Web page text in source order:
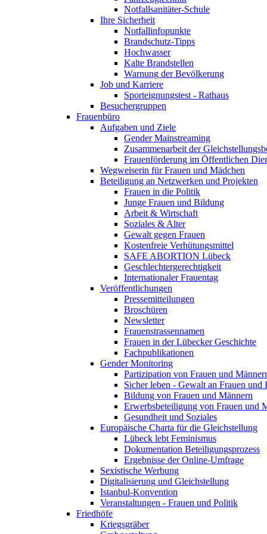
Notfallsanitäter-Schule
Ihre Sicherheit
Notfallinfopunkte
Brandschutz-Tipps
Hochwasser
Kalte Brandstellen
Warnung der Bevölkerung
Job und Karriere
Sporteignungstest - Rathaus
Besuchergruppen
Frauenbüro
Aufgaben und Ziele
Gender Mainstreaming
Zusammenarbeit der
Frauenförderung im Öffentlichen
Wegweiserin für Frauen und Mädchen
Beteiligung an Netzwerken und Projekten
Frauen in die Politik
Junge Frauen und Bildung
Arbeit & Wirtschaft
Soziales & Alter
Gewalt gegen Frauen
Kostenfreie Verhütungsmittel
SAFE ABORTION Lübeck
Geschlechtergerechtigkeit
Internationaler Frauentag
Veröffentlichungen
Pressemitteilungen
Broschüren
Newsletter
Frauenstrassennamen
Frauen in der Lübecker Geschichte
Fachpublikationen
Gender Monitoring
Partizipation von Frauen und
Sicher leben - Gewalt an Frauen und
Bildung von Frauen und Männern
Erwerbsbeteiligung von Frauen und
Gesundheit und Soziales
Europäische Charta für die Gleichstellung
Lübeck lebt Feminismus
Dokumentation Beteiligungsprozess
Ergebnisse der Online-Umfrage
Sexistische Werbung
Digitalisierung und Gleichstellung
Istanbul-Konvention
Veranstaltungen - Frauen und Politik
Friedhöfe
Kriegsgräber